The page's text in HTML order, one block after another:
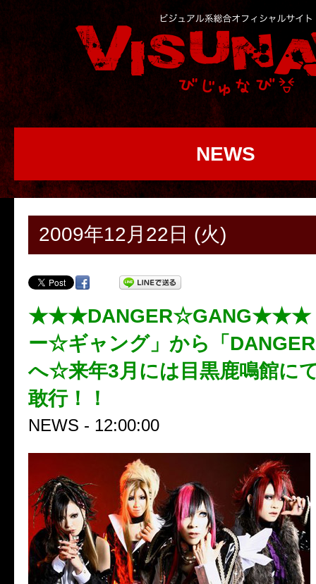
NEWS
2009年12月22日 (火)
★★★DANGER☆GANG★★★
ー☆ギャング」から「
へ☆来年3月には目黒鹿鳴館に
敢行！！
NEWS - 12:00:00